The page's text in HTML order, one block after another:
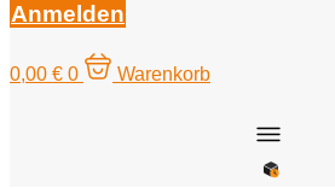
Anmelden
0,00 € 0 Warenkorb